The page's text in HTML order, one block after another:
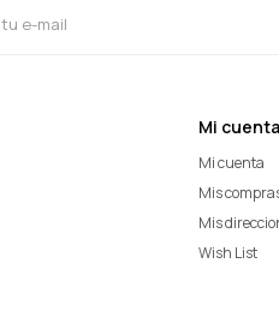
Mi cuenta
Mi cuenta
Mis
Mis
Wish List